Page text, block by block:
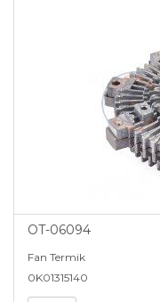
OT-06094
Fan Termik
0K01315140